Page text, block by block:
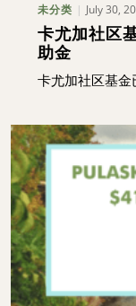
未分类 July 30,
卡尤加社区
助金
卡尤加社区基金